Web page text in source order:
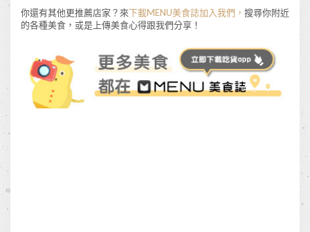
你還有其他更推薦店家？來下載MENU美食誌加入我們 ， 搜尋你附近
的各種美食，或是上傳美食心得跟我們分享！